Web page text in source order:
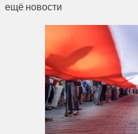
ещё новости